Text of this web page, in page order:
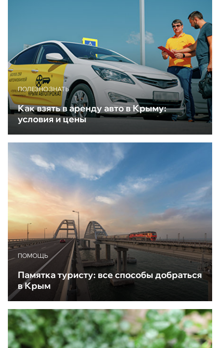
ПОЛЕЗНО ЗНАТЬ
Как взять в аренду авто в Крыму:
условия и цены
ПОМОЩЬ
Памятка туристу: все способы добраться
в Крым